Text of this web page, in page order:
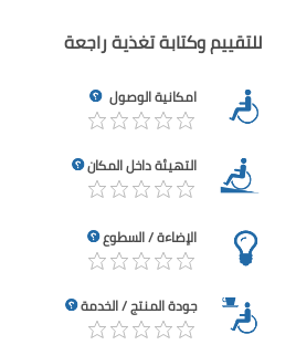
للتقييم وكتابة تغذية راجعة
امكانية الوصول
التهيئة داخل المكان
الإضاءة / السطوع
جودة المنتج / الخدمة